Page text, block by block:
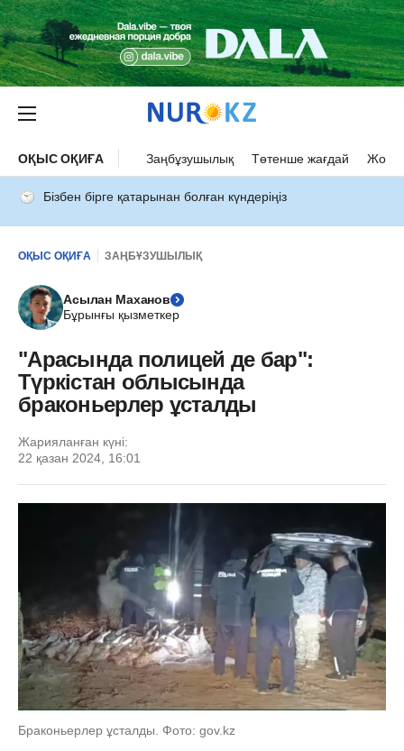
ОҚЫС ОҚИҒА Заңбұзушылық Төтенше жағдай Жол
Бізбен бірге қатарынан болған күндеріңіз
ОҚЫС ОҚИҒА ЗАҢБҰЗУШЫЛЫҚ
Асылан Маханов
Бұрынғы қызметкер
"Арасында полицей де бар":
Түркістан облысында
браконьерлер ұсталды
Жарияланған күні:
22 қазан 2024, 16:01
Браконьерлер ұсталды. Фото: gov.kz